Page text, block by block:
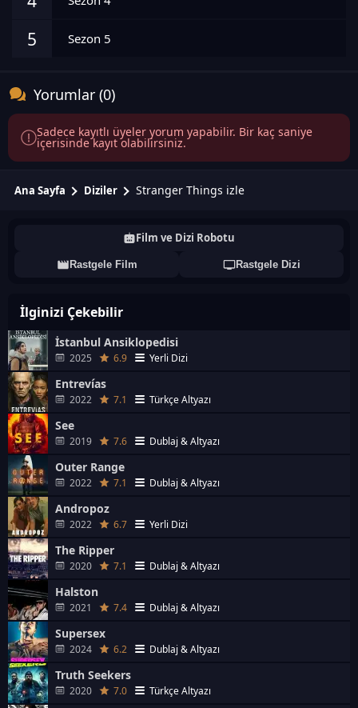
5 Sezon 5
Yorumlar (0)
Sadece kayıtlı üyeler yorum yapabilir. Bir kaç saniye
içerisinde kayıt olabilirsiniz.
Ana Sayfa Diziler Stranger Things izle
Film ve Dizi Robotu
Rastgele Film Rastgele Dizi
İlginizi Çekebilir
İstanbul Ansiklopedisi
2025 6.9 Yerli Dizi
Entrevías
2022 7.1 Türkçe Altyazı
See
2019 7.6 Dublaj & Altyazı
Outer Range
2022 7.1 Dublaj & Altyazı
Andropoz
2022 6.7 Yerli Dizi
The Ripper
2020 7.1 Dublaj & Altyazı
Halston
2021 7.4 Dublaj & Altyazı
Supersex
2024 6.2 Dublaj & Altyazı
Truth Seekers
2020 7.0 Türkçe Altyazı